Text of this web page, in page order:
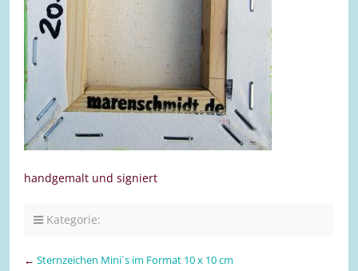
handgemalt und signiert
Kategorie:
← Sternzeichen Mini´s im Format 10 x 10 cm